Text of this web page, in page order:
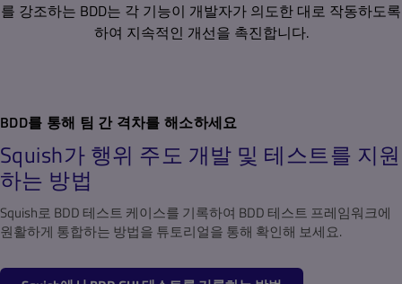
를 강조하는 BDD는 각 기능이 개발자가 의도한 대로 작동하도록
하여 지속적인 개선을 촉진합니다.
BDD를 통해 팀 간 격차를 해소하세요
Squish가 행위 주도 개발 및 테스트를 지원
하는 방법
Squish로 BDD 테스트 케이스를 기록하여 BDD 테스트 프레임워크에
원활하게 통합하는 방법을 튜토리얼을 통해 확인해 보세요.